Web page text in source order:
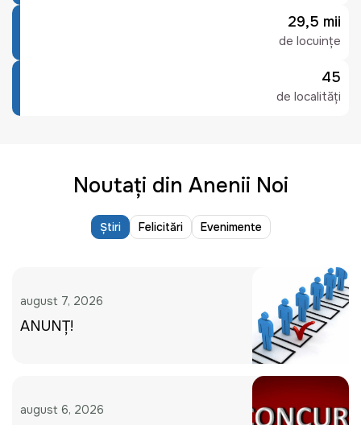
29,5 mii
de locuințe
45
de localități
Noutați din Anenii Noi
Știri Felicitări Evenimente
august 7, 2026
ANUNȚ!
august 6, 2026